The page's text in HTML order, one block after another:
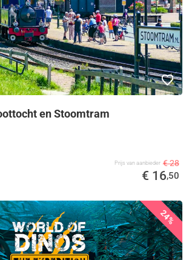
en Stoomtram
Prijs van aanbieder € 28
€ 16,50
24%